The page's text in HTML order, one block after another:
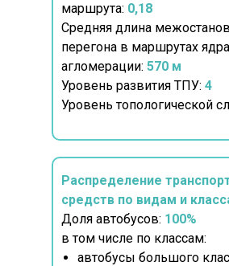
маршрута: 0,18
Средняя длина
перегона в маршрутах ядра
агломерации: 570 м
Уровень развития ТПУ: 4
Уровень топологической
Распределение
средств по видам и
Доля автобусов: 100%
в том числе по классам:
автобусы большого